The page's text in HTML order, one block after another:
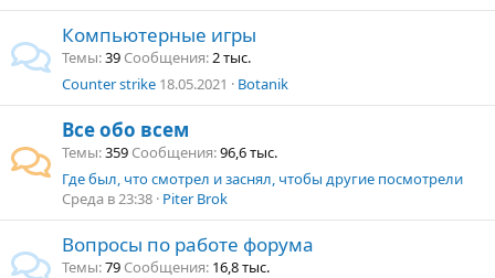
Компьютерные игры
Темы 39 Сообщения 2 тыс.
Counter strike 18.05.2021 Botanik
Все обо всем
Темы 359 Сообщения 96,6 тыс.
Где был, что смотрел и заснял, чтобы другие посмотрели
Среда в 23:38 Piter Brok
Вопросы по работе форума
Темы 79 Сообщения 16,8 тыс.